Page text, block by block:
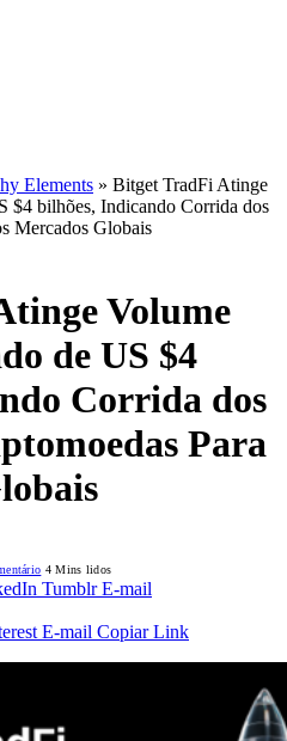
Elements » Bitget TradFi Atinge
$4 bilhões, Indicando Corrida dos
Mercados Globais
Volume
de US $4
Corrida dos
Para
4 Mins lidos
Tumblr E-mail
E-mail Copiar Link